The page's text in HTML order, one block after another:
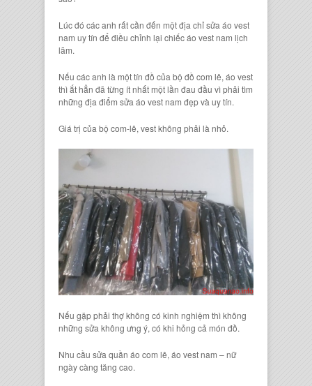
Lúc đó các anh rất cần đến một địa chỉ sửa áo vest
nam uy tín để điều chỉnh lại chiếc áo vest nam lịch
lãm.
Nếu các anh là một tín đồ của bộ đồ com lê, áo vest
thì ắt hẳn đã từng ít nhất một lần đau đầu vì phải tìm
những địa điểm sửa áo vest nam đẹp và uy tín.
Giá trị của bộ com-lê, vest không phải là nhỏ.
Nếu gặp phải thợ không có kinh nghiệm thì không
những sửa không ưng ý, có khi hỏng cả món đồ.
Nhu cầu sửa quần áo com lê, áo vest nam – nữ
ngày càng tăng cao.